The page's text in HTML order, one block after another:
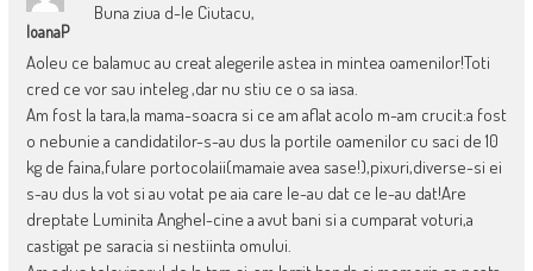
IoanaP
Buna ziua d-le Ciutacu,
Aoleu ce balamuc au creat alegerile astea in mintea oamenilor!Toti
cred ce vor sau inteleg ,dar nu stiu ce o sa iasa.
Am fost la tara,la mama-soacra si ce am aflat acolo m-am crucit:a fost
o nebunie a candidatilor-s-au dus la portile oamenilor cu saci de 10
kg de faina,fulare portocolaii(mamaie avea sase!),pixuri,diverse-si ei
s-au dus la vot si au votat pe aia care le-au dat ce le-au dat!Are
dreptate Luminita Anghel-cine a avut bani si a cumparat voturi,a
castigat pe saracia si nestiinta omului.